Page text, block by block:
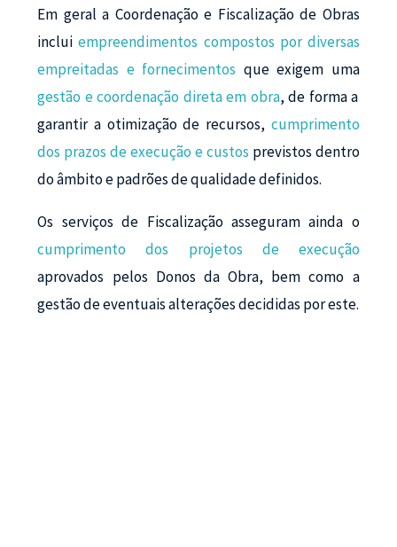
Em geral a Coordenação e Fiscalização de Obras
incluiempreendimentos compostos por diversas
empreitadas e fornecimentos que exigem uma
gestão e coordenação direta em obra, de forma a
garantir a otimização de recursos, cumprimento
dos prazos de execução e custos previstos dentro
do âmbito e padrões de qualidade definidos.
Os serviços de Fiscalização asseguram ainda o
cumprimento dos projetos de execução
aprovados pelos Donos da Obra, bem como a
gestão de eventuais alterações decididas por este.